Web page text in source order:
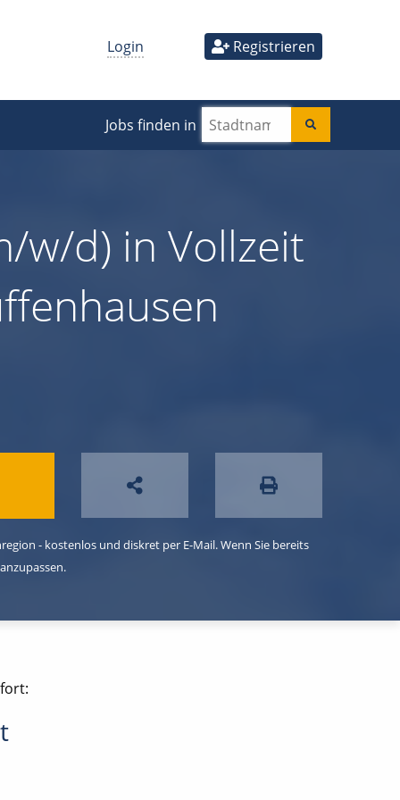
Login Registrieren
Jobs finden in
w/d) in Vollzeit
- kostenlos und diskret per E-Mail. Wenn Sie bereits